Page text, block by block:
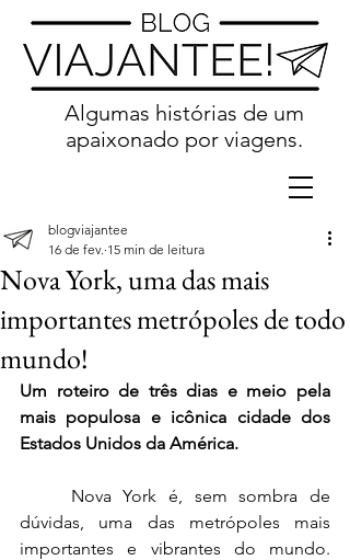
Algumas histórias de um
apaixonado por viagens.
Nova York, uma das mais
importantes metrópoles de todo
mundo!
blogviajantee
16 de fev. 15 min de leitura
Um roteiro de três dias e meio pela
mais populosa e icônica cidade dos
Estados Unidos da América.
dúvidas, uma das metrópoles mais
importantes e vibrantes do mundo.